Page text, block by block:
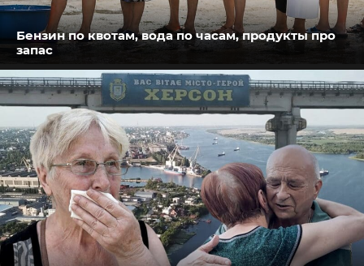
Бензин по квотам, вода по часам, продукты про
запас